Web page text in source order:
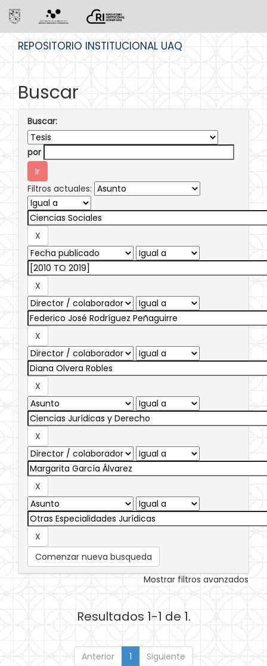
REPOSITORIO INSTITUCIONAL UAQ
Buscar
Buscar:
por
Filtros actuales:
Comenzar nueva busqueda
Mostrar filtros avanzados
Resultados 1-1 de 1.
Anterior 1 Siguiente